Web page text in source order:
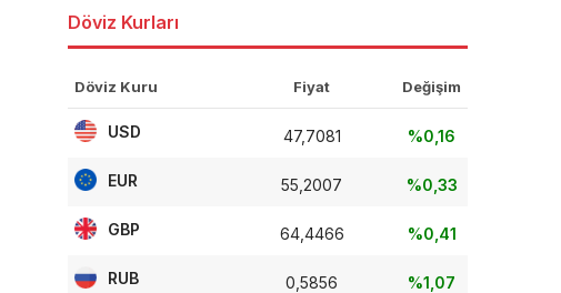
Döviz Kurları
Döviz Kuru Fiyat Değişim
USD 47,7081 %0,16
EUR 55,2007 %0,33
GBP 64,4466 %0,41
RUB 0,5856 %1,07